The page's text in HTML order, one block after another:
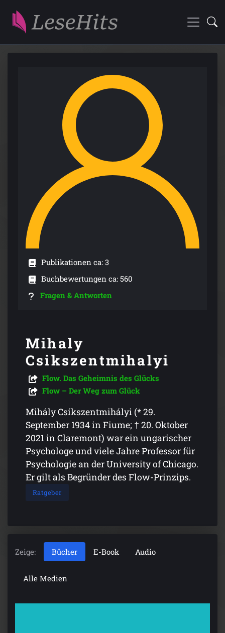
Publikationen ca: 3
Buchbewertungen ca: 560
Fragen & Antworten
Mihaly
Csikszentmihalyi
Flow. Das Geheimnis des Glücks
Flow – Der Weg zum Glück
Mihály Csíkszentmihályi (* 29.
September 1934 in Fiume; † 20. Oktober
2021 in Claremont) war ein ungarischer
Psychologe und viele Jahre Professor für
Psychologie an der University of Chicago.
Er gilt als Begründer des Flow-Prinzips.
Ratgeber
Zeige: Bücher E-Book Audio
Alle Medien